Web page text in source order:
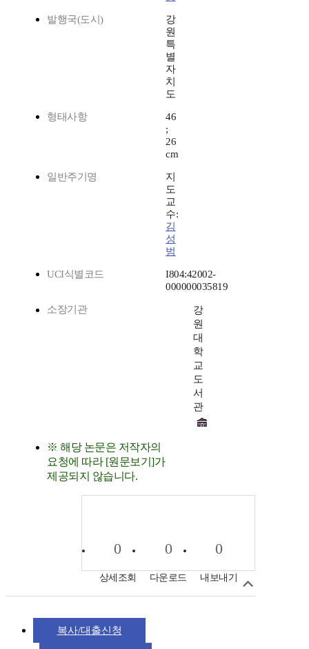
발행국(도시)
강
원
특
별
자
치
도
형태사항
46
;
26
cm
일반주기명
지
도
교
수:
김
성
범
UCI식별코드
I804:42002-
000000035819
소장기관
강
원
대
학
교
도
서
관
※ 해당 논문은 저작자의
요청에 따라 [원문보기]가
제공되지 않습니다.
0
상세조회
0
다운로드
0
내보내기
복사/대출신청